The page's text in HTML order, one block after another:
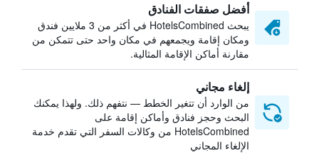
أفضل صفقات الفنادق
يبحث HotelsCombined في أكثر من 3 ملايين فندق
ومكان إقامة ويجمعهم في مكان واحد حتى تتمكن من
مقارنة أماكن الإقامة المثالية.
إلغاء مجاني
من الوارد أن تتغير الخطط — نتفهم ذلك. ولهذا يمكنك
البحث وحجز فنادق وأماكن إقامة على
HotelsCombined من وكالات السفر التي تقدم خدمة
الإلغاء المجاني